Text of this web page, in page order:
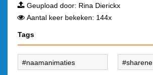
Geupload door: Rina Dierickx
Aantal keer bekeken: 144x
Tags
naamanimaties sharene